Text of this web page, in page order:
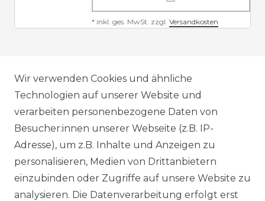
* inkl. ges. MwSt. zzgl. Versandkosten
AGB
DATENSCHUTZERKLÄRUNG
WIDERRUFSRECHT
Wir verwenden Cookies und ähnliche
Technologien auf unserer Website und
verarbeiten personenbezogene Daten von
Besucher:innen unserer Webseite (z.B. IP-
Adresse), um z.B. Inhalte und Anzeigen zu
personalisieren, Medien von Drittanbietern
einzubinden oder Zugriffe auf unsere Website zu
analysieren. Die Datenverarbeitung erfolgt erst